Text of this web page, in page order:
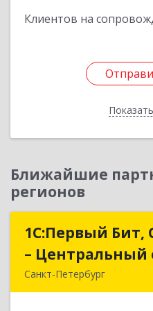
Клиентов на
Ближайшие
регионов
1С:Первый Бит,
– Центральный
Санкт-Петербург
1С:Первый Бит,
–